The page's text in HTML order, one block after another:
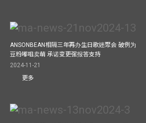
ANSONBEAN相隔三年再办生日歌迷聚会 破例为
豆粉嘟咀卖萌 承诺变更强报答支持
2024-11-21
更多